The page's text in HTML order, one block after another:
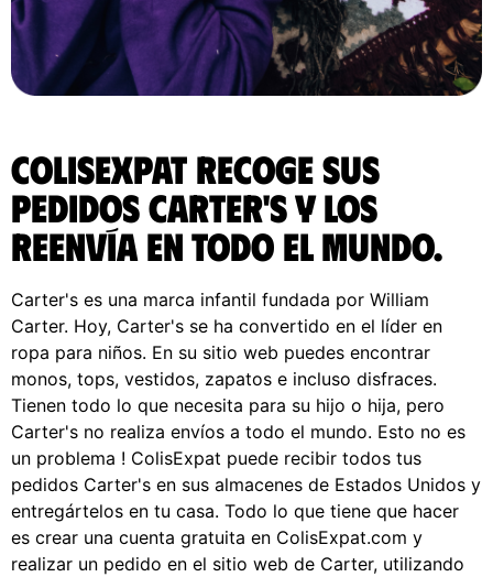
ColisExpat recoge sus
pedidos Carter's y los
reenvía en todo el Mundo.
Carter's es una marca infantil fundada por William
Carter. Hoy, Carter's se ha convertido en el líder en
ropa para niños. En su sitio web puedes encontrar
monos, tops, vestidos, zapatos e incluso disfraces.
Tienen todo lo que necesita para su hijo o hija, pero
Carter's no realiza envíos a todo el mundo. Esto no es
un problema ! ColisExpat puede recibir todos tus
pedidos Carter's en sus almacenes de Estados Unidos y
entregártelos en tu casa. Todo lo que tiene que hacer
es crear una cuenta gratuita en ColisExpat.com y
realizar un pedido en el sitio web de Carter, utilizando